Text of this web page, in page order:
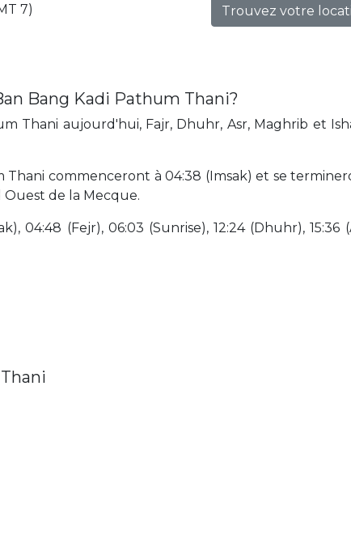
7)
Trouvez votre
Bang Kadi Pathum Thani?
Thani aujourd'hui, Fajr, Dhuhr, Asr, Maghrib et
commenceront à 04:38 (Imsak) et se
Ouest de la Mecque.
(Fejr), 06:03 (Sunrise), 12:24 (Dhuhr), 15:36